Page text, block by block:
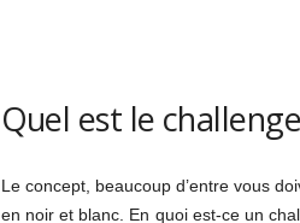
Quel est le
Le concept, beaucoup d’entre vous
en noir et blanc. En quoi est-ce un